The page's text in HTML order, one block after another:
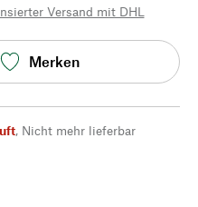
Versand mit DHL
Merken
, Nicht mehr lieferbar